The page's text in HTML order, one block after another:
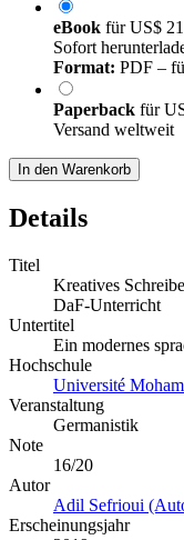
eBook fürUS$
Sofort
Format: PDF –
Paperback für
Versand weltweit
In den Warenkorb
Details
Titel
Kreatives
DaF-Unterricht
Untertitel
Ein modernes
Hochschule
Université
Veranstaltung
Germanistik
Note
16/20
Autor
Adil Sefrioui
Erscheinungsjahr